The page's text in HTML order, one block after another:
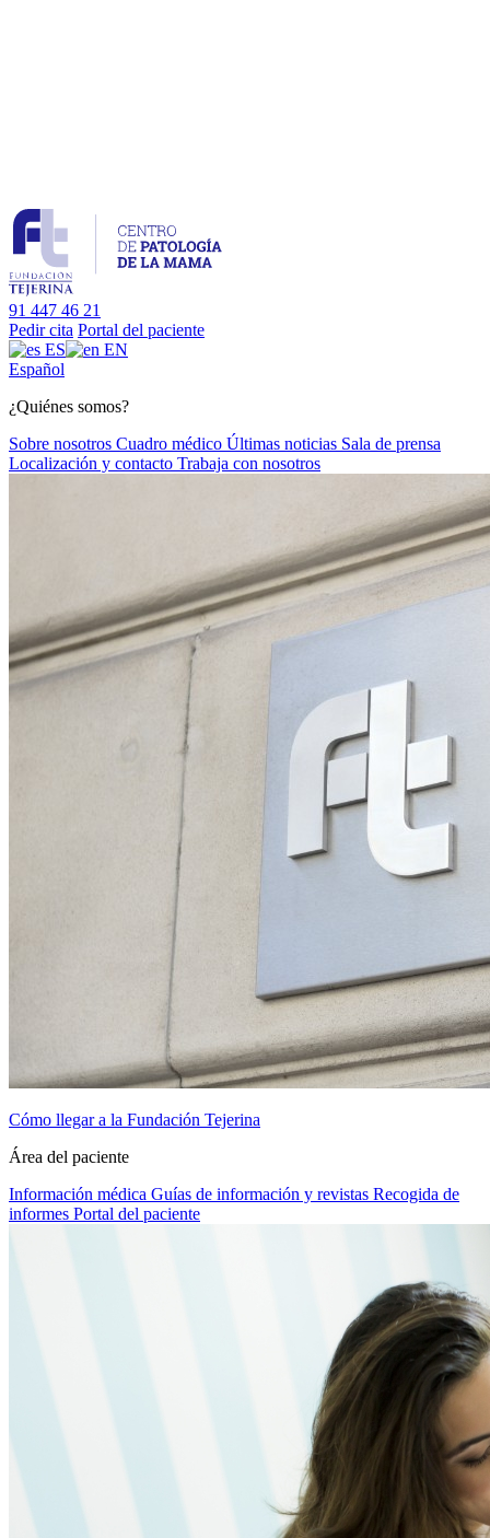
91 447 46 21
Pedir cita Portal del paciente
ES
EN
Español
¿Quiénes somos?
Sobre nosotros Cuadro médico Últimas noticias Sala de prensa
Localización y contacto Trabaja con nosotros
Cómo llegar a la Fundación Tejerina
Área del paciente
Información médica Guías de información y revistas Recogida de
informes Portal del paciente